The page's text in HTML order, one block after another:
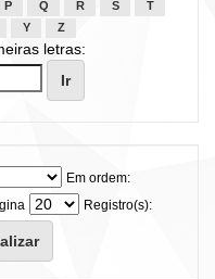
P Q R S
T
Y Z
letras:
Em ordem:
Registro(s):